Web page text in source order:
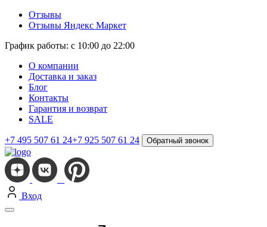
Отзывы
Отзывы Яндекс Маркет
График работы: с 10:00 до 22:00
О компании
Доставка и заказ
Блог
Контакты
Гарантия и возврат
SALE
+7 495 507 61 24+7 925 507 61 24 Обратный звонок
Вход